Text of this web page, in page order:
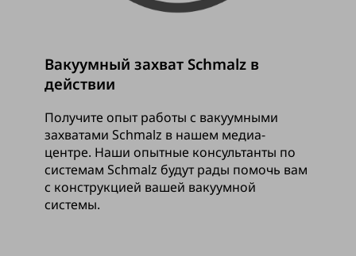
Вакуумный захват Schmalz в
действии
Получите опыт работы с вакуумными
захватами Schmalz в нашем медиа-
центре. Наши опытные консультанты по
системам Schmalz будут рады помочь вам
с конструкцией вашей вакуумной
системы.